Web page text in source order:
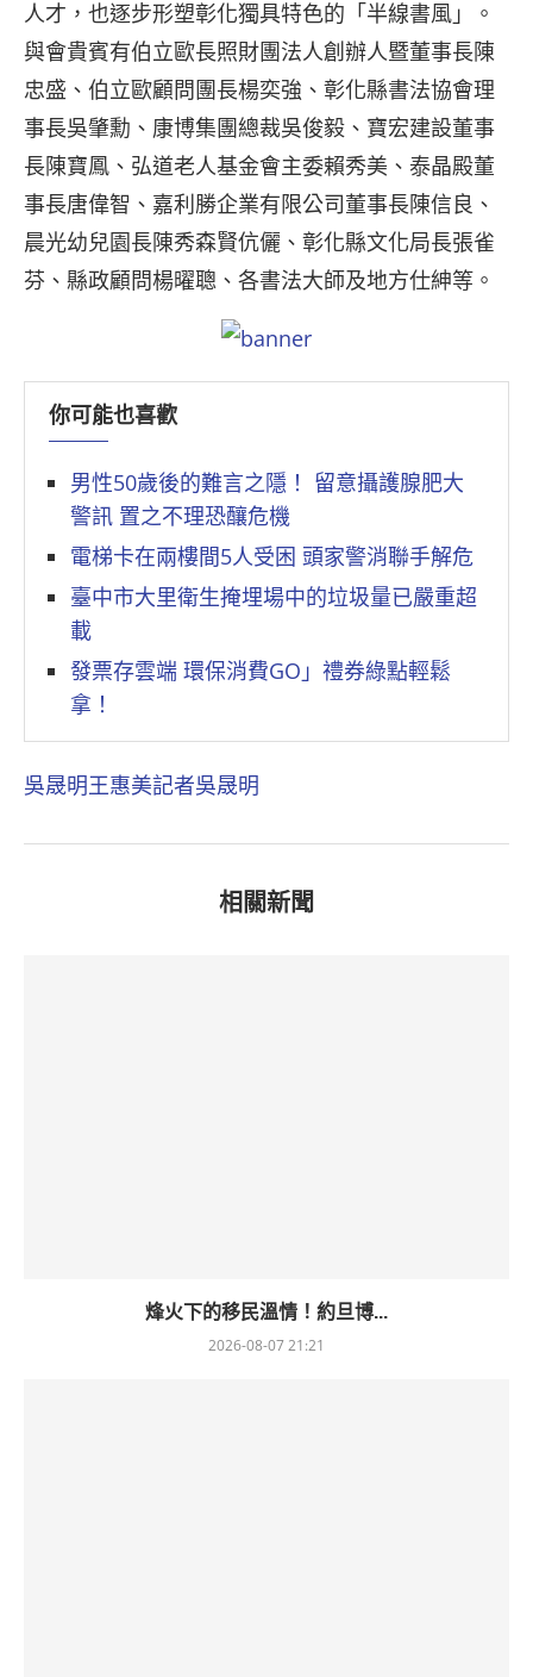
人才，也逐步形塑彰化獨具特色的「半線書風」。
與會貴賓有伯立歐長照財團法人創辦人暨董事長陳
忠盛、伯立歐顧問團長楊奕強、彰化縣書法協會理
事長吳肇勳、康博集團總裁吳俊毅、寶宏建設董事
長陳寶鳳、弘道老人基金會主委賴秀美、泰晶殿董
事長唐偉智、嘉利勝企業有限公司董事長陳信良、
晨光幼兒園長陳秀森賢伉儷、彰化縣文化局長張雀
芬、縣政顧問楊曜聰、各書法大師及地方仕紳等。
你可能也喜歡
男性50歲後的難言之隱！ 留意攝護腺肥大
警訊 置之不理恐釀危機
電梯卡在兩樓間5人受困 頭家警消聯手解危
臺中市大里衛生掩埋場中的垃圾量已嚴重超
載
發票存雲端 環保消費GO」禮券綠點輕鬆
拿！
吳晟明王惠美記者吳晟明
相關新聞
烽火下的移民溫情！約旦博...
2026-08-07 21:21